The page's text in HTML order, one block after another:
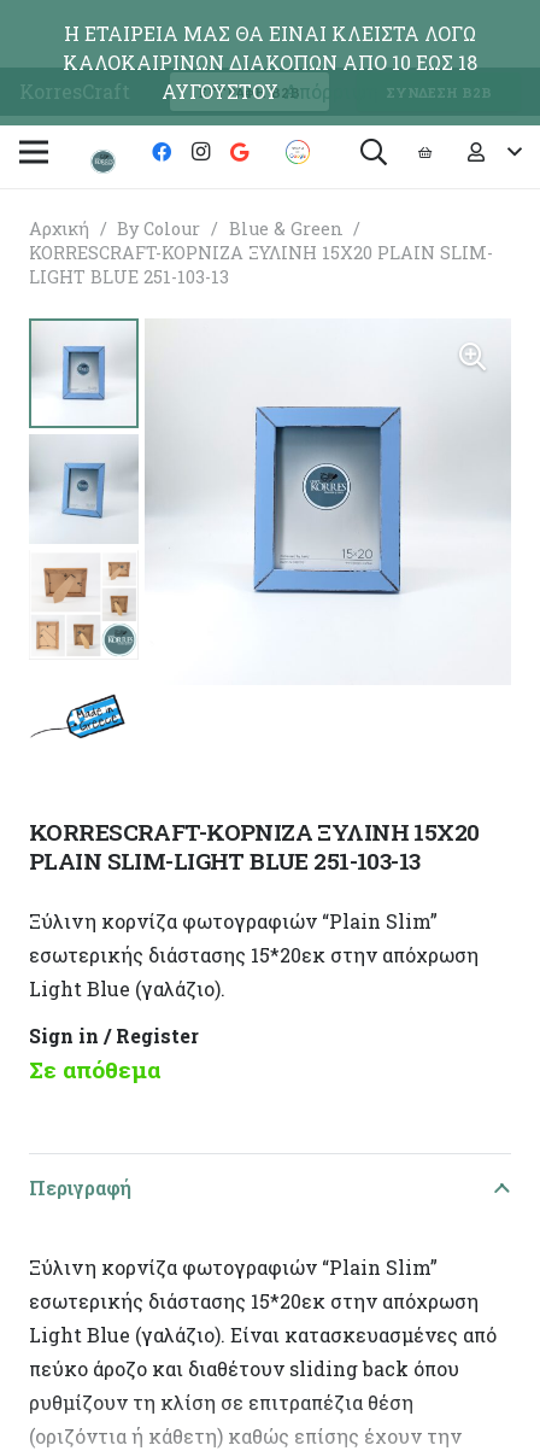
KorresCraft ΕΓΓΡΑΦΗ Β2Β ΣΥΝΔΕΣΗ Β2Β
Αρχική / By Colour / Blue & Green /
KORRESCRAFT-ΚΟΡΝΙΖΑ ΞΥΛΙΝΗ 15X20 PLAIN SLIM-
LIGHT BLUE 251-103-13
KORRESCRAFT-ΚΟΡΝΙΖΑ ΞΥΛΙΝΗ 15X20
PLAIN SLIM-LIGHT BLUE 251-103-13
Ξύλινη κορνίζα φωτογραφιών “Plain Slim”
εσωτερικής διάστασης 15*20εκ στην απόχρωση
Light Blue (γαλάζιο).
Sign in / Register
Σε απόθεμα
Περιγραφή
Ξύλινη κορνίζα φωτογραφιών “Plain Slim”
εσωτερικής διάστασης 15*20εκ στην απόχρωση
Light Blue (γαλάζιο). Είναι κατασκευασμένες από
πεύκο άροζο και διαθέτουν sliding back όπου
ρυθμίζουν τη κλίση σε επιτραπέζια θέση
(οριζόντια ή κάθετη) καθώς επίσης έχουν την
Η ΕΤΑΙΡΕΙΑ ΜΑΣ ΘΑ ΕΙΝΑΙ ΚΛΕΙΣΤΑ ΛΟΓΩ
ΚΑΛΟΚΑΙΡΙΝΩΝ ΔΙΑΚΟΠΩΝ ΑΠΟ 10 ΕΩΣ 18
ΑΥΓΟΥΣΤΟΥΑπόρριψη